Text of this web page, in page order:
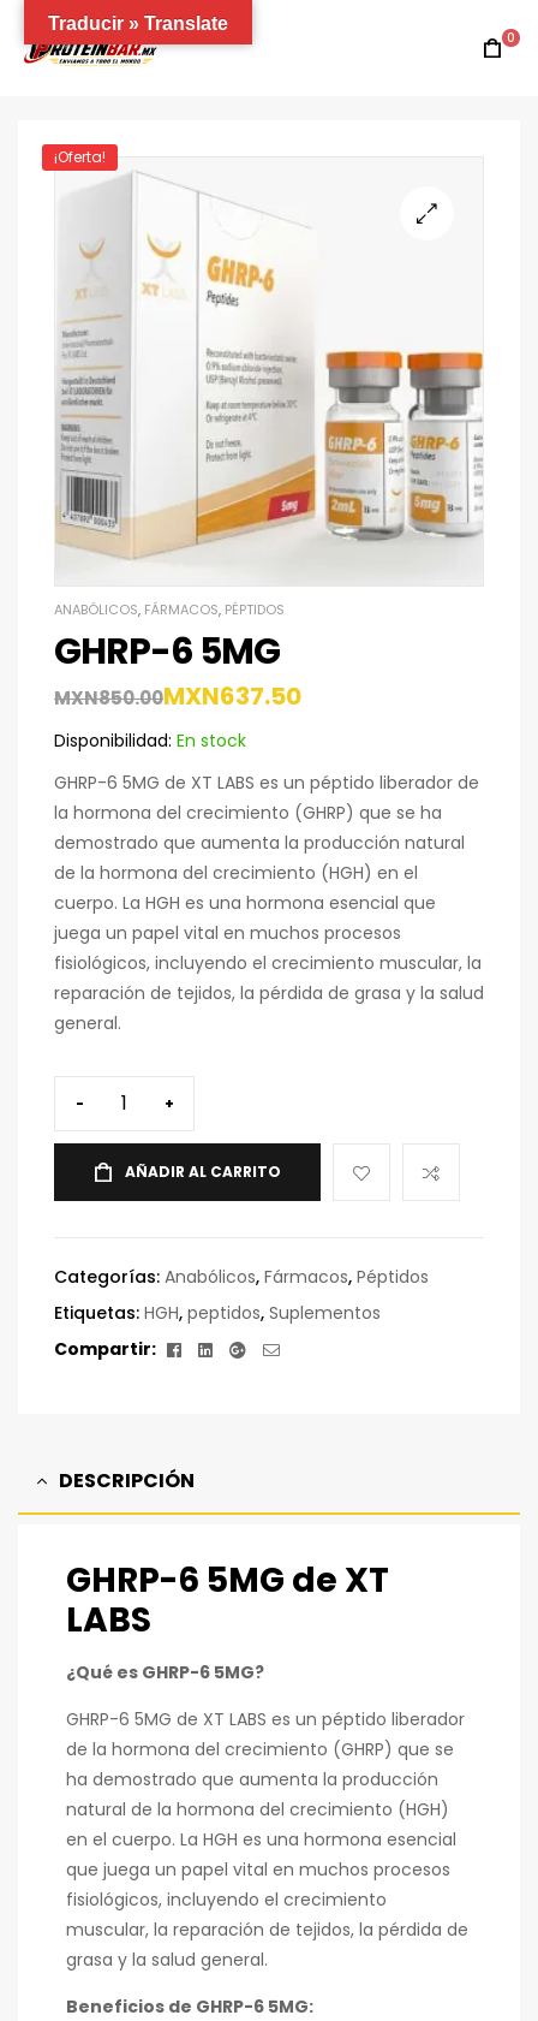
0
¡Oferta!
ANABÓLICOS, FÁRMACOS, PÉPTIDOS
GHRP-6 5MG
MXN850.00MXN637.50
Disponibilidad: En stock
GHRP-6 5MG de XT LABS es un péptido liberador de
la hormona del crecimiento (GHRP) que se ha
demostrado que aumenta la producción natural
de la hormona del crecimiento (HGH) en el
cuerpo. La HGH es una hormona esencial que
juega un papel vital en muchos procesos
fisiológicos, incluyendo el crecimiento muscular, la
reparación de tejidos, la pérdida de grasa y la salud
general.
- +
AÑADIR AL CARRITO
Categorías: Anabólicos, Fármacos, Péptidos
Etiquetas: HGH, peptidos, Suplementos
Compartir:
Facebook
LinkedinGoogle+
Correo
DESCRIPCIÓN
GHRP-6 5MG de XT
LABS
¿Qué es GHRP-6 5MG?
GHRP-6 5MG de XT LABS es un péptido liberador
de la hormona del crecimiento (GHRP) que se
ha demostrado que aumenta la producción
natural de la hormona del crecimiento (HGH)
en el cuerpo. La HGH es una hormona esencial
que juega un papel vital en muchos procesos
fisiológicos, incluyendo el crecimiento
muscular, la reparación de tejidos, la pérdida de
grasa y la salud general.
Beneficios de GHRP-6 5MG:
Traducir » Translate